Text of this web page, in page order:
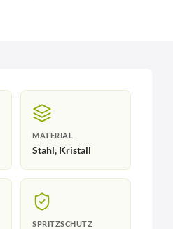
MATERIAL
Stahl, Kristall
SPRITZSCHUTZ